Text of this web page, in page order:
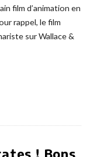
film d’animation en
rappel, le film
sur Wallace &
! Bons